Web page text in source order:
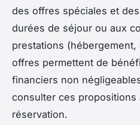
des offres spéciales et
durées de séjour ou aux
prestations
offres permettent de
financiers non
consulter ces
réservation.